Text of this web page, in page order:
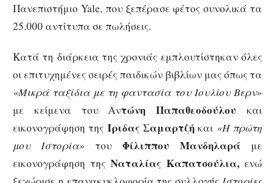
Πανεπιστήμιο Yale, που ξεπέρασε φέτος συνολικά τα
25.000 αντίτυπα σε πωλήσεις.
Κατά τη διάρκεια της χρονιάς εμπλουτίστηκαν όλες
οι επιτυχημένες σειρές παιδικών βιβλίων μας όπως τα
«Μικρά ταξίδια με τη φαντασία του Ιουλίου Βερν»
με κείμενα του Αντώνη Παπαθεοδούλου και
εικονογράφηση της Ίριδας Σαμαρτζή και «Η πρώτη
μου Ιστορία» του Φίλιππου Μανδηλαρά με
εικονογράφηση της Ναταλίας Καπατσούλια, ενώ